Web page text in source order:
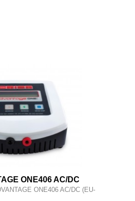
ONE406 AC/DC
- ORI30221
ONE406 AC/DC (EU-